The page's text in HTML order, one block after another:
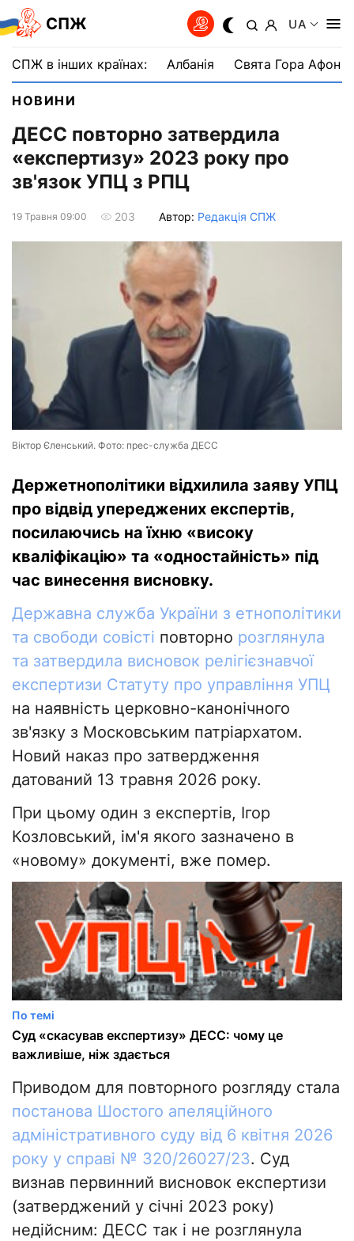
СПЖ UA
СПЖ в інших країнах: Албанія Свята Гора Афон
НОВИНИ
ДЕСС повторно затвердила
«експертизу» 2023 року про
зв'язок УПЦ з РПЦ
19 Травня 09:00 203 Автор: Редакція СПЖ
Віктор Єленський. Фото: прес-служба ДЕСС
Держетнополітики відхилила заяву УПЦ
про відвід упереджених експертів,
посилаючись на їхню «високу
кваліфікацію» та «одностайність» під
час винесення висновку.
Державна служба України з етнополітики
та свободи совісті повторно розглянула
та затвердила висновок релігієзнавчої
експертизи Статуту про управління УПЦ
на наявність церковно-канонічного
зв'язку з Московським патріархатом.
Новий наказ про затвердження
датований 13 травня 2026 року.
При цьому один з експертів, Ігор
Козловський, ім'я якого зазначено в
«новому» документі, вже помер.
По темі
Суд «скасував експертизу» ДЕСС: чому це
важливіше, ніж здається
Приводом для повторного розгляду стала
постанова Шостого апеляційного
адміністративного суду від 6 квітня 2026
року у справі № 320/26027/23. Суд
визнав первинний висновок експертизи
(затверджений у січні 2023 року)
недійсним: ДЕСС так і не розглянула